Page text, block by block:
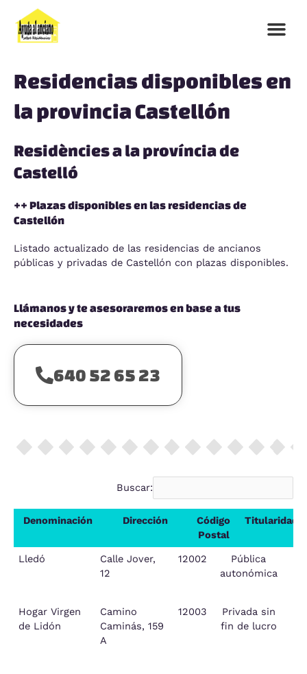
contenido
Residencias disponibles en
la provincia Castellón
Residències a la província de
Castelló
++ Plazas disponibles en las residencias de
Castellón
Listado actualizado de las residencias de ancianos
públicas y privadas de Castellón con plazas disponibles.
Llámanos y te asesoraremos en base a tus
necesidades
640 52 65 23
Buscar:
Denominación Dirección
Código
Postal
Titularidad
Denominación Dirección
Código
Titularidad
Lledó
Calle Jover,
12
12002
Pública
autonómica
Hogar Virgen
de Lidón
Camino
Caminás, 159
A
12003
Privada sin
fin de lucro